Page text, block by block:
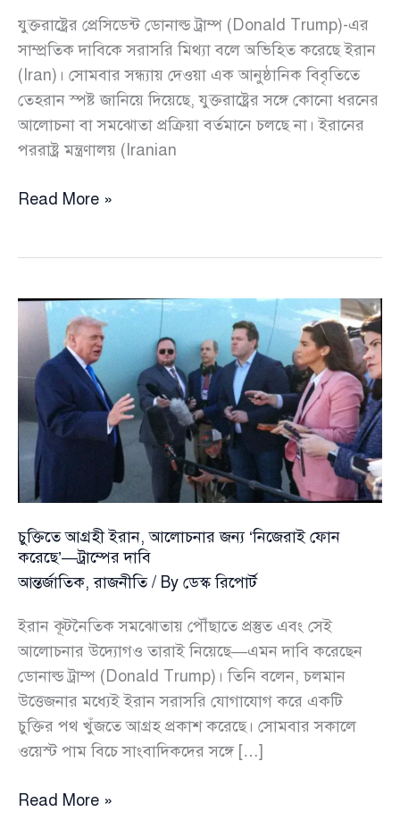
যুক্তরাষ্ট্রের প্রেসিডেন্ট ডোনাল্ড ট্রাম্প (Donald Trump)-এর
সাম্প্রতিক দাবিকে সরাসরি মিথ্যা বলে অভিহিত করেছে ইরান
(Iran)। সোমবার সন্ধ্যায় দেওয়া এক আনুষ্ঠানিক বিবৃতিতে
তেহরান স্পষ্ট জানিয়ে দিয়েছে, যুক্তরাষ্ট্রের সঙ্গে কোনো ধরনের
আলোচনা বা সমঝোতা প্রক্রিয়া বর্তমানে চলছে না। ইরানের
পররাষ্ট্র মন্ত্রণালয় (Iranian
যুক্তরাষ্ট্রের
হয়নি,
মিথ্যা
বলছে
ট্রাম্প:
ইরান
Read More »
চুক্তিতে আগ্রহী ইরান, আলোচনার জন্য ‘নিজেরাই ফোন
করেছে’—ট্রাম্পের দাবি
আন্তর্জাতিক,রাজনীতি/ By ডেস্ক রিপোর্ট
ইরান কূটনৈতিক সমঝোতায় পৌঁছাতে প্রস্তুত এবং সেই
আলোচনার উদ্যোগও তারাই নিয়েছে—এমন দাবি করেছেন
ডোনাল্ড ট্রাম্প (Donald Trump)। তিনি বলেন, চলমান
উত্তেজনার মধ্যেই ইরান সরাসরি যোগাযোগ করে একটি
চুক্তির পথ খুঁজতে আগ্রহ প্রকাশ করেছে। সোমবার সকালে
ওয়েস্ট পাম বিচে সাংবাদিকদের সঙ্গে […]
চুক্তিতে
Read More »